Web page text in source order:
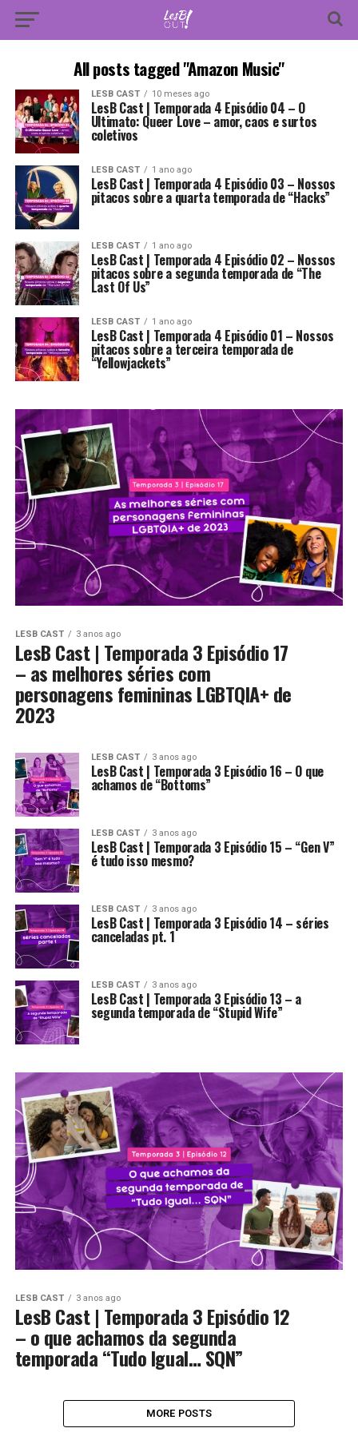
All posts tagged "Amazon Music"
LESB CAST 10 meses ago
LesB Cast | Temporada 4 Episódio 04 – O
Ultimato: Queer Love – amor, caos e surtos
coletivos
LESB CAST 1 ano ago
LesB Cast | Temporada 4 Episódio 03 – Nossos
pitacos sobre a quarta temporada de “Hacks”
LESB CAST 1 ano ago
LesB Cast | Temporada 4 Episódio 02 – Nossos
pitacos sobre a segunda temporada de “The
Last Of Us”
LESB CAST 1 ano ago
LesB Cast | Temporada 4 Episódio 01 – Nossos
pitacos sobre a terceira temporada de
“Yellowjackets”
LESB CAST 3 anos ago
LesB Cast | Temporada 3 Episódio 17
– as melhores séries com
personagens femininas LGBTQIA+ de
2023
LESB CAST 3 anos ago
LesB Cast | Temporada 3 Episódio 16 – O que
achamos de “Bottoms”
LESB CAST 3 anos ago
LesB Cast | Temporada 3 Episódio 15 – “Gen V”
é tudo isso mesmo?
LESB CAST 3 anos ago
LesB Cast | Temporada 3 Episódio 14 – séries
canceladas pt. 1
LESB CAST 3 anos ago
LesB Cast | Temporada 3 Episódio 13 – a
segunda temporada de “Stupid Wife”
LESB CAST 3 anos ago
LesB Cast | Temporada 3 Episódio 12
– o que achamos da segunda
temporada “Tudo Igual… SQN”
MORE POSTS